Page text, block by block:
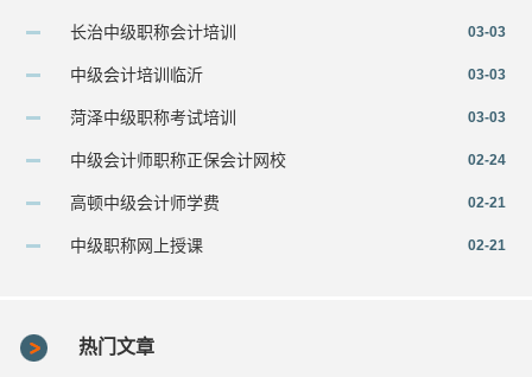
长治中级职称会计培训 03-03
中级会计培训临沂 03-03
菏泽中级职称考试培训 03-03
中级会计师职称正保会计网校 02-24
高顿中级会计师学费 02-21
中级职称网上授课 02-21
热门文章